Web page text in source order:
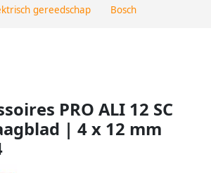
gereedschap Bosch
PRO ALI 12 SC
| 4 x 12 mm